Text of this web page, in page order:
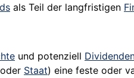
als Teil der langfristigen
und potenziell
Staat) eine feste oder